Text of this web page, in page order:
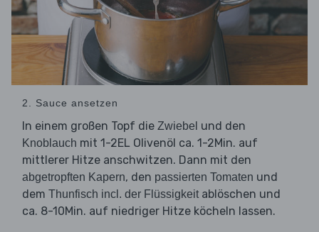
2. Sauce ansetzen
In einem großen Topf die Zwiebel und den
Knoblauch mit 1-2EL Olivenöl ca. 1-2Min. auf
mittlerer Hitze anschwitzen. Dann mit den
abgetropften Kapern, den passierten Tomaten und
dem Thunfisch incl. der Flüssigkeitablöschen und
ca. 8-10Min. auf niedriger Hitze köcheln lassen.